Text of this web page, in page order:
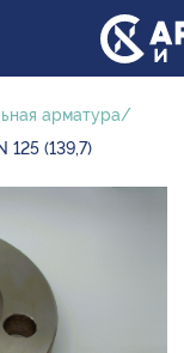
арматура
125 (139,7)